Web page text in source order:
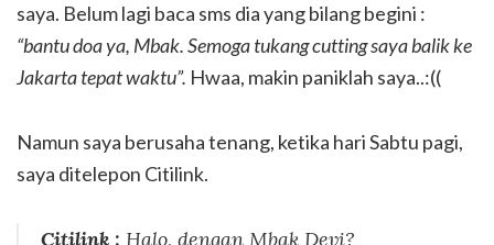
saya. Belum lagi baca sms dia yang bilang begini :
“bantu doa ya, Mbak. Semoga tukang cutting saya balik ke
Jakarta tepat waktu”. Hwaa, makin paniklah saya..:((
Namun saya berusaha tenang, ketika hari Sabtu pagi,
saya ditelepon Citilink.
Citilink : Halo, dengan Mbak Devi?